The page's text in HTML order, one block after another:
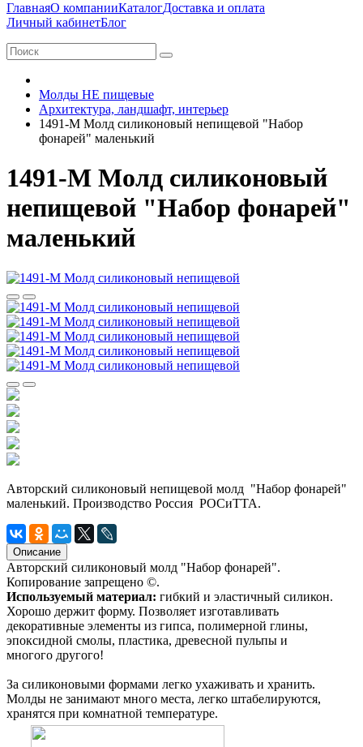
ГлавнаяО компанииКаталогДоставка и оплата
Личный кабинетБлог
Молды НЕ пищевые
Архитектура, ландшафт, интерьер
1491-М Молд силиконовый непищевой "Набор
фонарей" маленький
1491-М Молд силиконовый
непищевой "Набор фонарей"
маленький
Авторский силиконовый непищевой молд "Набор фонарей"
маленький. Производство Россия РОСиТТА.
Описание
Авторский силиконовый молд "Набор фонарей".
Копирование запрещено ©.
Используемый материал: гибкий и эластичный силикон.
Хорошо держит форму. Позволяет изготавливать
декоративные элементы из гипса, полимерной глины,
эпоксидной смолы, пластика, древесной пульпы и
многого другого!
За силиконовыми формами легко ухаживать и хранить.
Молды не занимают много места, легко штабелируются,
хранятся при комнатной температуре.